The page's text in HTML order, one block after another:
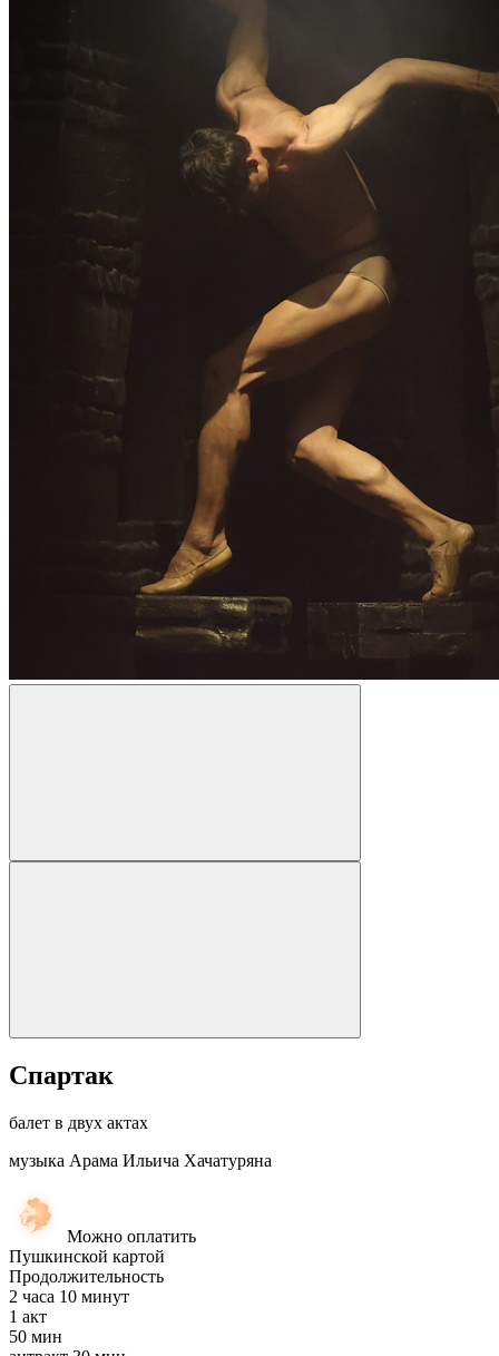
Спартак
балет в двух актах
музыка Арама Ильича Хачатуряна
Можно оплатить
Пушкинской картой
Продолжительность
2 часа 10 минут
1 акт
50 мин